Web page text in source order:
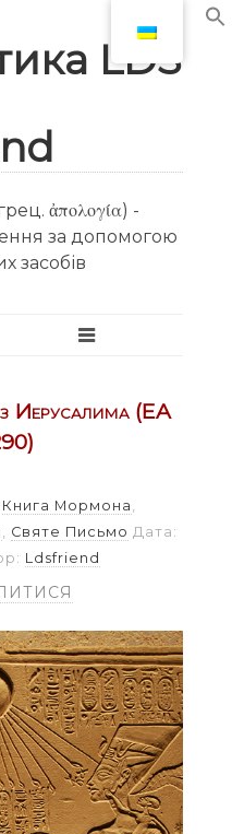
ἀπολογία) -
за допомогою
засобів
Иерусалима (EA
Книга Мормона ,
, Святе Письмо Дата:
Ldsfriend